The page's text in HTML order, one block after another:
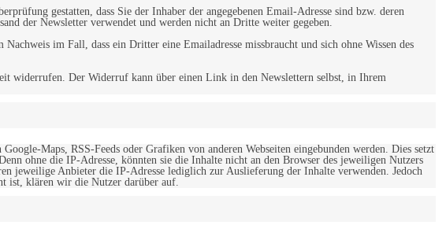
gestatten, dass Sie der Inhaber der angegebenen Email-Adresse sind bzw. deren
der Newsletter verwendet und werden nicht an Dritte weiter gegeben.
im Fall, dass ein Dritter eine Emailadresse missbraucht und sich ohne Wissen des
widerrufen. Der Widerruf kann über einen Link in den Newslettern selbst, in Ihrem
Maps, RSS-Feeds oder Grafiken von anderen Webseiten eingebunden werden. Dies setzt
ohne die IP-Adresse, könnten sie die Inhalte nicht an den Browser des jeweiligen Nutzers
jeweilige Anbieter die IP-Adresse lediglich zur Auslieferung der Inhalte verwenden. Jedoch
ist, klären wir die Nutzer darüber auf.